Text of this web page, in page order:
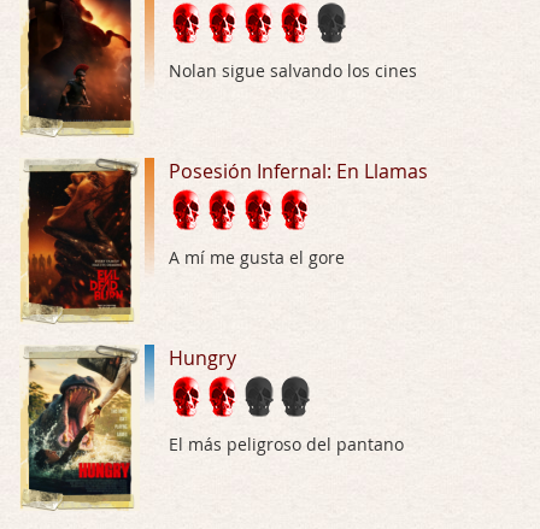
El señor de las moscas
Por: Luar
Dudaba en ver la serie, una serie de 4 cap …
Hungry
Por: Croc
Las 10 películas gore de Almas Oscuras
Por: JORDI CRUYFF
Possession
Por: Chupasangre
Mi opinión en su día. Su duracion me ha …
El eslabón podrido
Por: Luar
Nolan sigue salvando los cines
Posesión Infernal: En Llamas
A mí me gusta el gore
Hungry
El más peligroso del pantano